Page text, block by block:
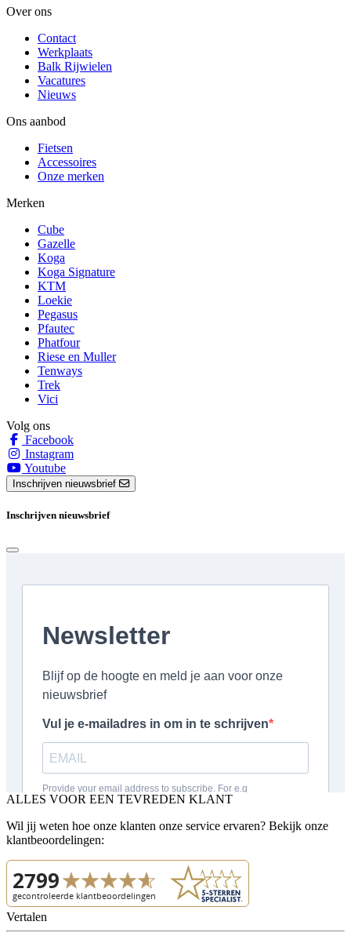
Over ons
Contact
Werkplaats
Balk Rijwielen
Vacatures
Nieuws
Ons aanbod
Fietsen
Accessoires
Onze merken
Merken
Cube
Gazelle
Koga
Koga Signature
KTM
Loekie
Pegasus
Pfautec
Phatfour
Riese en Muller
Tenways
Trek
Vici
Volg ons
Facebook
Instagram
Youtube
Inschrijven nieuwsbrief
Inschrijven nieuwsbrief
ALLES VOOR EEN TEVREDEN KLANT
Wil jij weten hoe onze klanten onze service ervaren? Bekijk onze
klantbeoordelingen:
Vertalen